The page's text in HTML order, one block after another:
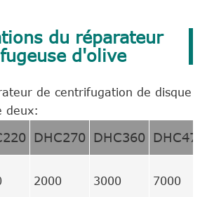
du réparateur
d'olive
de centrifugation de disque
deux:
DHC270 DHC360 DHC470
2000 3000 7000